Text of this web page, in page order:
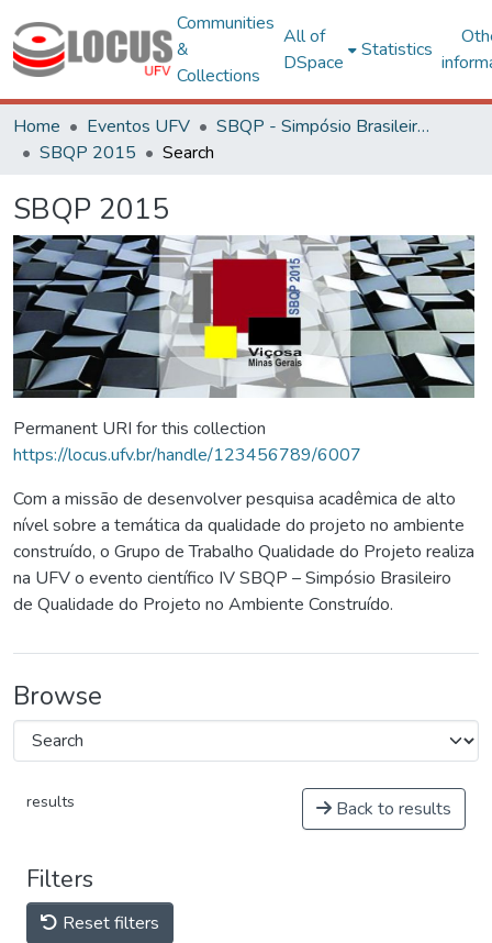
Communities
&
Collections
All of
DSpace
Statistics
Home Eventos UFV
SBQP - Simpósio Brasileiro de Qualidade do Projeto no Ambiente Construído
SBQP 2015
Search
SBQP 2015
Permanent URI for this collection
https://locus.ufv.br/handle/123456789/6007
Com a missão de desenvolver pesquisa acadêmica de alto
nível sobre a temática da qualidade do projeto no ambiente
construído, o Grupo de Trabalho Qualidade do Projeto realiza
na UFV o evento científico IV SBQP – Simpósio Brasileiro
de Qualidade do Projeto no Ambiente Construído.
Browse
results Back to results
Filters
Reset filters